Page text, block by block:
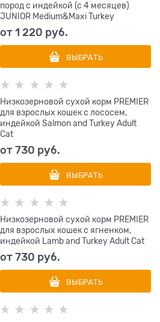
пород с индейкой (с 4 месяцев)
JUNIOR Medium&Maxi Turkey
от1 220 руб.
ВЫБРАТЬ
Низкозерновой сухой корм PREMIER
для взрослых кошек с лососем,
индейкой Salmon and Turkey Adult
Cat
от730 руб.
ВЫБРАТЬ
Низкозерновой сухой корм PREMIER
для взрослых кошек с ягненком,
индейкой Lamb and Turkey Adult Cat
от730 руб.
ВЫБРАТЬ